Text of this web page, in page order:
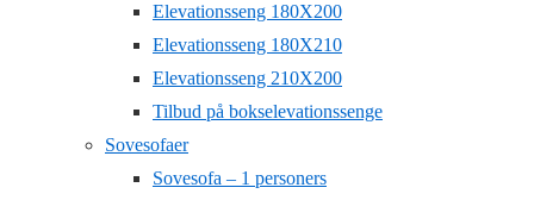
Elevationsseng 180X200
Elevationsseng 180X210
Elevationsseng 210X200
Tilbud på bokselevationssenge
Sovesofaer
Sovesofa – 1 personers